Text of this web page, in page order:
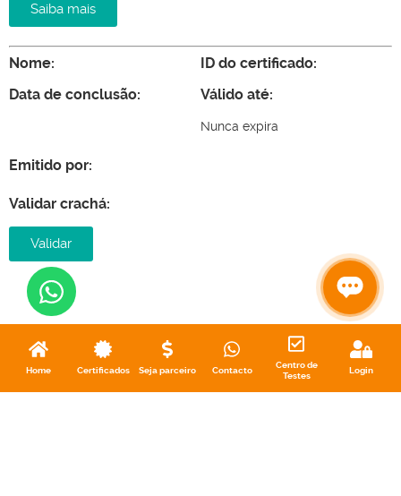
Saiba mais
Nome:
Data de conclusão:
ID do certificado:
Válido até:
Nunca expira
Emitido por:
Validar crachá:
Validar
Home Certificados Seja parceiro Contacto
Centro de
Testes
Login